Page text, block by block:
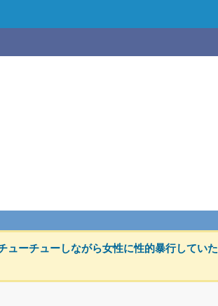
ーチューしながら女性に性的暴行していた